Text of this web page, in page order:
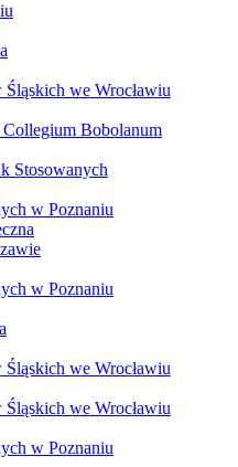
we Wrocławiu
Bobolanum
Stosowanych
w Poznaniu
w Poznaniu
we Wrocławiu
we Wrocławiu
w Poznaniu